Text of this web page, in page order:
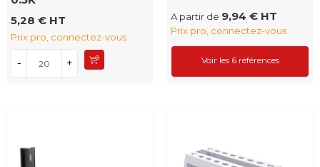
5,28 € HT
Prix pro, connectez-vous
- +
A partir de 9,94 € HT
Prix pro, connectez-vous
Voir les 6 références